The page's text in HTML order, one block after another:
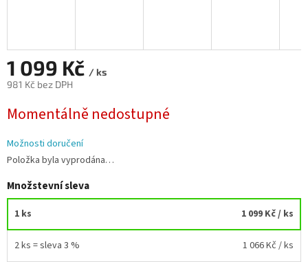
1 099 Kč / ks
981 Kč bez DPH
cena:
Momentálně nedostupné
Možnosti doručení
Položka byla vyprodána…
Množstevní sleva
1 ks 1 099 Kč/ ks
2 ks = sleva 3 % 1 066 Kč / ks